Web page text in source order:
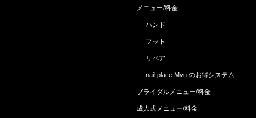
メニュー/料金
ハンド
フット
リペア
nail place Myu のお得システム
ブライダルメニュー/料金
成人式メニュー/料金